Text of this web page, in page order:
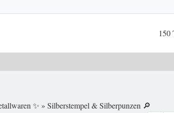
150
✨ » Silberstempel & Silberpunzen 🔎